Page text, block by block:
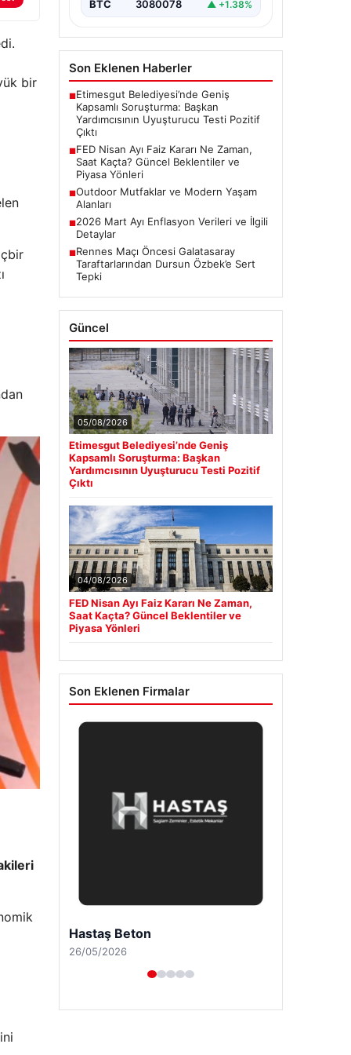
bir
BTC 3080078 ▲ +1.38%
Son Eklenen Haberler
■Etimesgut Belediyesi’nde Geniş
Kapsamlı Soruşturma: Başkan
Yardımcısının Uyuşturucu Testi Pozitif
Çıktı
■FED Nisan Ayı Faiz Kararı Ne Zaman,
Saat Kaçta? Güncel Beklentiler ve
Piyasa Yönleri
■Outdoor Mutfaklar ve Modern Yaşam
Alanları
■2026 Mart Ayı Enflasyon Verileri ve İlgili
Detaylar
■Rennes Maçı Öncesi Galatasaray
Taraftarlarından Dursun Özbek’e Sert
Tepki
Güncel
05/08/2026
Etimesgut Belediyesi’nde Geniş
Kapsamlı Soruşturma: Başkan
Yardımcısının Uyuşturucu Testi Pozitif
Çıktı
04/08/2026
FED Nisan Ayı Faiz Kararı Ne Zaman,
Saat Kaçta? Güncel Beklentiler ve
Piyasa Yönleri
Son Eklenen Firmalar
Enes Kaplan Avukatlık Bürosu
28/04/2026